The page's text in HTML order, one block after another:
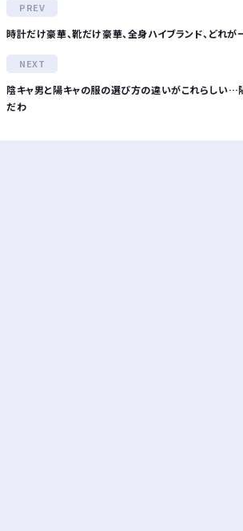
時計だけ豪華、靴だけ豪華、全身ハイブランド、どれが
陰キャ男と陽キャの服の選び方の違いがこれらしい…
だわ